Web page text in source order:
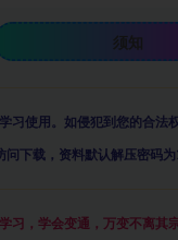
须知
习使用。如侵犯到您的合法
下载， 资料默认解压密码为1
习，学会变通，万变不离其